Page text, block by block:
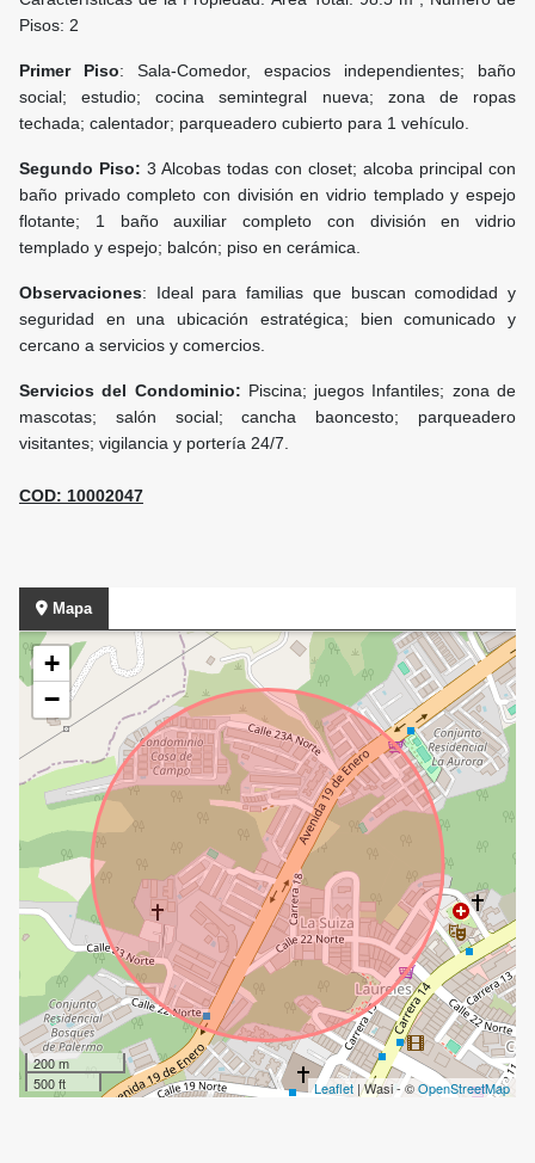
Pisos: 2
Primer Piso: Sala-Comedor, espacios independientes; baño
social; estudio; cocina semintegral nueva; zona de ropas
techada; calentador; parqueadero cubierto para 1 vehículo.
Segundo Piso: 3 Alcobas todas con closet; alcoba principal con
baño privado completo con división en vidrio templado y espejo
flotante; 1 baño auxiliar completo con división en vidrio
templado y espejo; balcón; piso en cerámica.
Observaciones: Ideal para familias que buscan comodidad y
seguridad en una ubicación estratégica; bien comunicado y
cercano a servicios y comercios.
Servicios del Condominio: Piscina; juegos Infantiles; zona de
mascotas; salón social; cancha baoncesto; parqueadero
visitantes; vigilancia y portería 24/7.
COD: 10002047
Mapa
+
−
200 m
500 ft
Leaflet | Wasi - ©OpenStreetMap